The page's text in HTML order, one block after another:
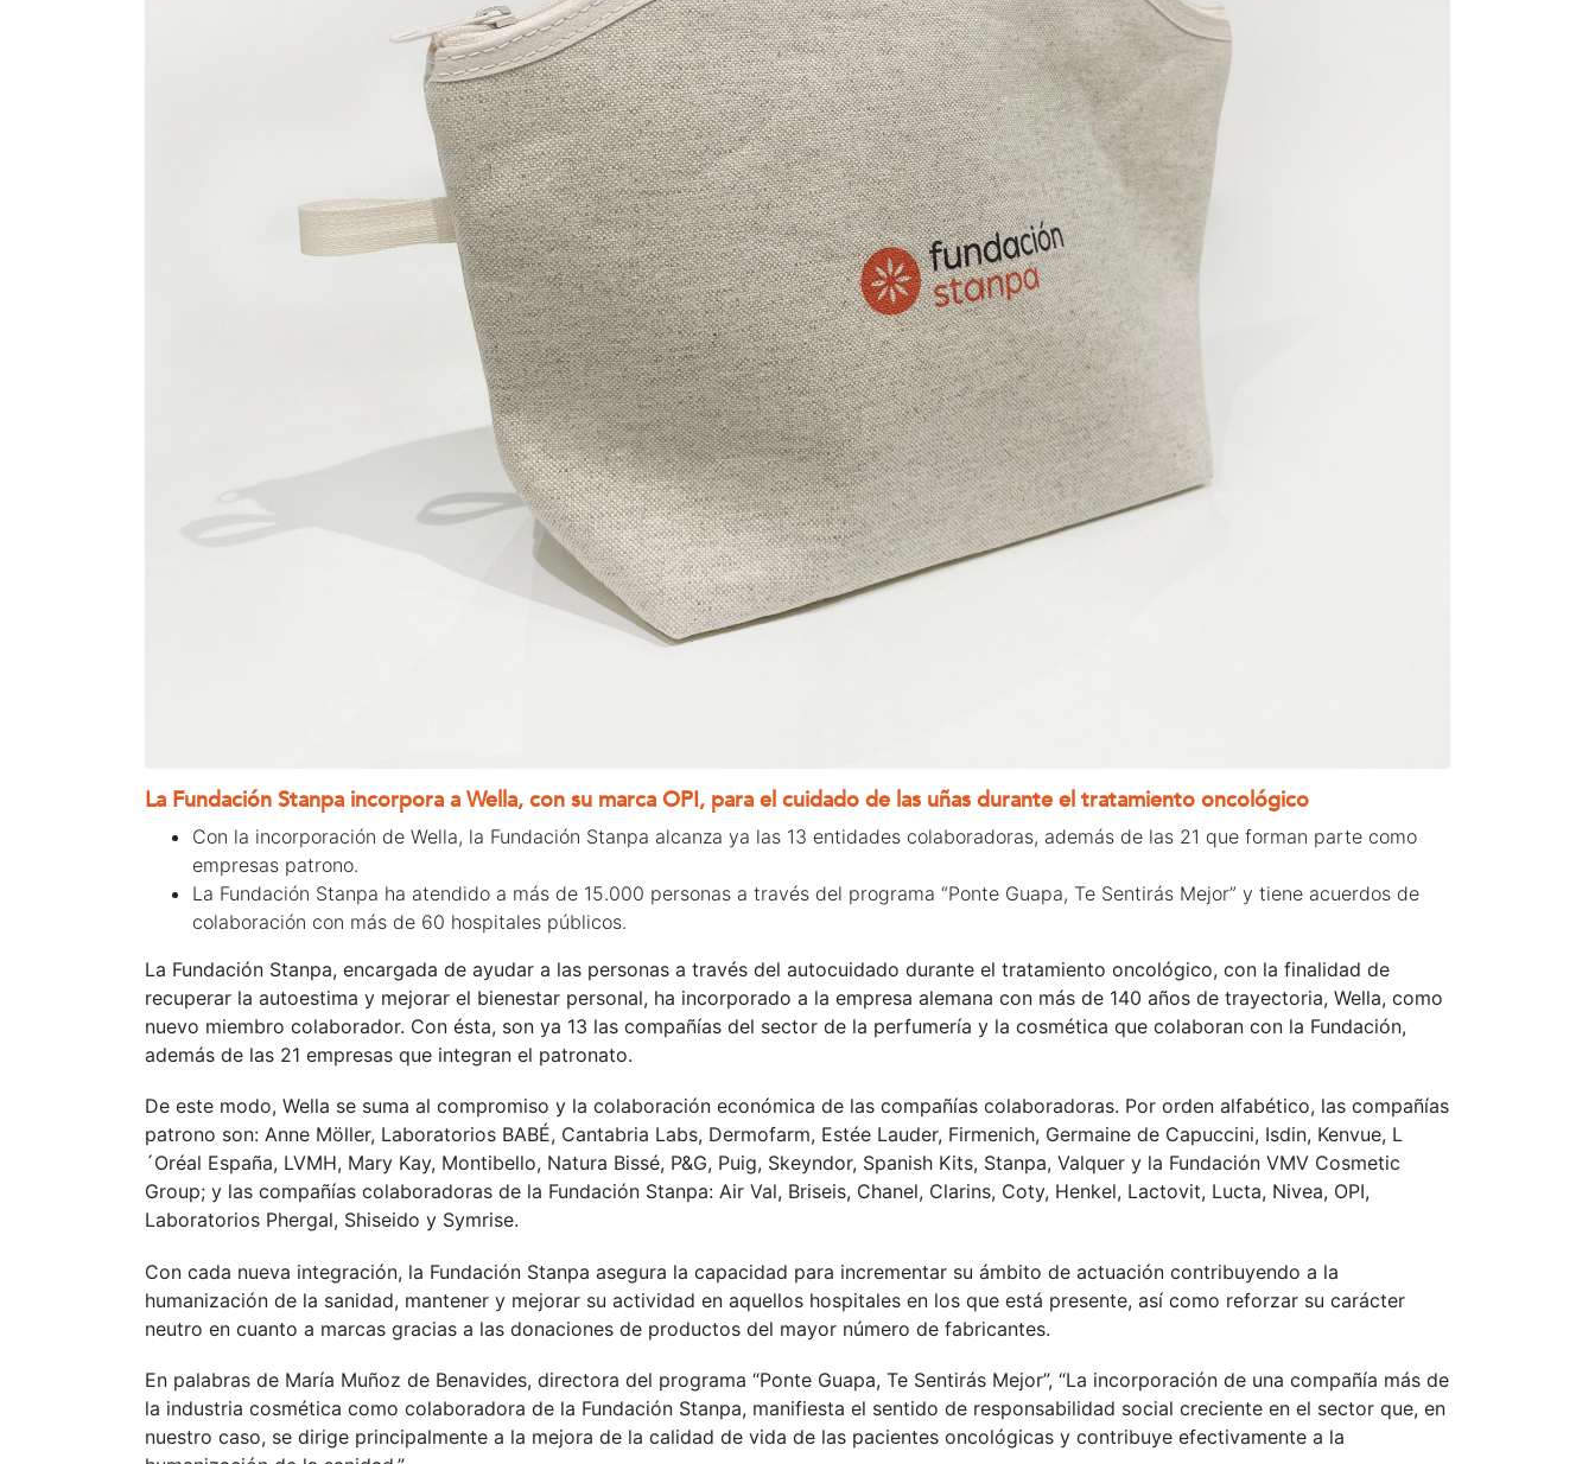
La Fundación Stanpa incorpora a Wella, con su marca OPI, para el cuidado de las uñas durante el tratamiento oncológico
Con la incorporación de Wella, la Fundación Stanpa alcanza ya las 13 entidades colaboradoras, además de las 21 que forman parte como
empresas patrono.
La Fundación Stanpa ha atendido a más de 15.000 personas a través del programa “Ponte Guapa, Te Sentirás Mejor” y tiene acuerdos de
colaboración con más de 60 hospitales públicos.
La Fundación Stanpa, encargada de ayudar a las personas a través del autocuidado durante el tratamiento oncológico, con la finalidad de
recuperar la autoestima y mejorar el bienestar personal, ha incorporado a la empresa alemana con más de 140 años de trayectoria, Wella, como
nuevo miembro colaborador. Con ésta, son ya 13 las compañías del sector de la perfumería y la cosmética que colaboran con la Fundación,
además de las 21 empresas que integran el patronato.
De este modo, Wella se suma al compromiso y la colaboración económica de las compañías colaboradoras. Por orden alfabético, las compañías
patrono son: Anne Möller, Laboratorios BABÉ, Cantabria Labs, Dermofarm, Estée Lauder, Firmenich, Germaine de Capuccini, Isdin, Kenvue, L
´Oréal España, LVMH, Mary Kay, Montibello, Natura Bissé, P&G, Puig, Skeyndor, Spanish Kits, Stanpa, Valquer y la Fundación VMV Cosmetic
Group; y las compañías colaboradoras de la Fundación Stanpa: Air Val, Briseis, Chanel, Clarins, Coty, Henkel, Lactovit, Lucta, Nivea, OPI,
Laboratorios Phergal, Shiseido y Symrise.
Con cada nueva integración, la Fundación Stanpa asegura la capacidad para incrementar su ámbito de actuación contribuyendo a la
humanización de la sanidad, mantener y mejorar su actividad en aquellos hospitales en los que está presente, así como reforzar su carácter
neutro en cuanto a marcas gracias a las donaciones de productos del mayor número de fabricantes.
En palabras de María Muñoz de Benavides, directora del programa “Ponte Guapa, Te Sentirás Mejor”, “La incorporación de una compañía más de
la industria cosmética como colaboradora de la Fundación Stanpa, manifiesta el sentido de responsabilidad social creciente en el sector que, en
nuestro caso, se dirige principalmente a la mejora de la calidad de vida de las pacientes oncológicas y contribuye efectivamente a la